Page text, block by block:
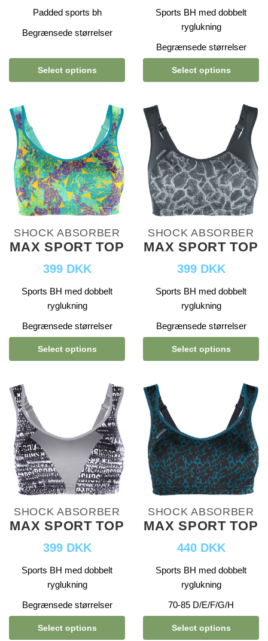
Padded sports bh
Begrænsede størrelser
Select options
Sports BH med dobbelt
ryglukning
Begrænsede størrelser
Select options
SHOCK ABSORBER
MAX SPORT TOP
399 DKK
Sports BH med dobbelt
ryglukning
Begrænsede størrelser
Select options
SHOCK ABSORBER
MAX SPORT TOP
399 DKK
Sports BH med dobbelt
ryglukning
Begrænsede størrelser
Select options
SHOCK ABSORBER
MAX SPORT TOP
399 DKK
Sports BH med dobbelt
ryglukning
Begrænsede størrelser
Select options
SHOCK ABSORBER
MAX SPORT TOP
440 DKK
Sports BH med dobbelt
ryglukning
70-85 D/E/F/G/H
Select options